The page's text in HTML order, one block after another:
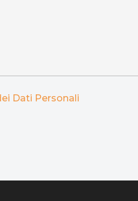
Dati Personali